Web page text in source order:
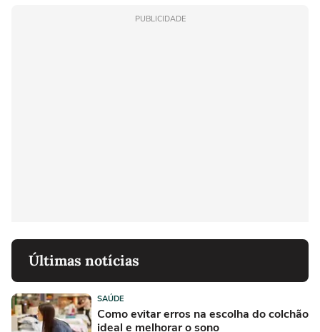
PUBLICIDADE
Últimas notícias
SAÚDE
Como evitar erros na escolha do colchão
ideal e melhorar o sono